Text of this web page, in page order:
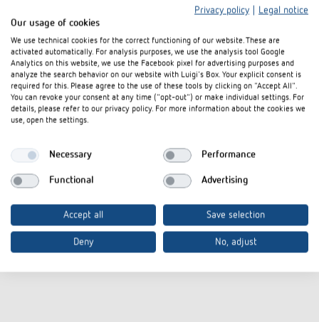
Privacy policy
Legal notice
Our usage of cookies
We use technical cookies for the correct functioning of our website. These are
activated automatically. For analysis purposes, we use the analysis tool Google
Analytics on this website, we use the Facebook pixel for advertising purposes and
analyze the search behavior on our website with Luigi's Box. Your explicit consent is
required for this. Please agree to the use of these tools by clicking on "Accept All".
You can revoke your consent at any time ("opt-out") or make individual settings. For
details, please refer to our privacy policy. For more information about the cookies we
use, open the settings.
Necessary Performance
Functional Advertising
Accept all Save selection
Deny No, adjust